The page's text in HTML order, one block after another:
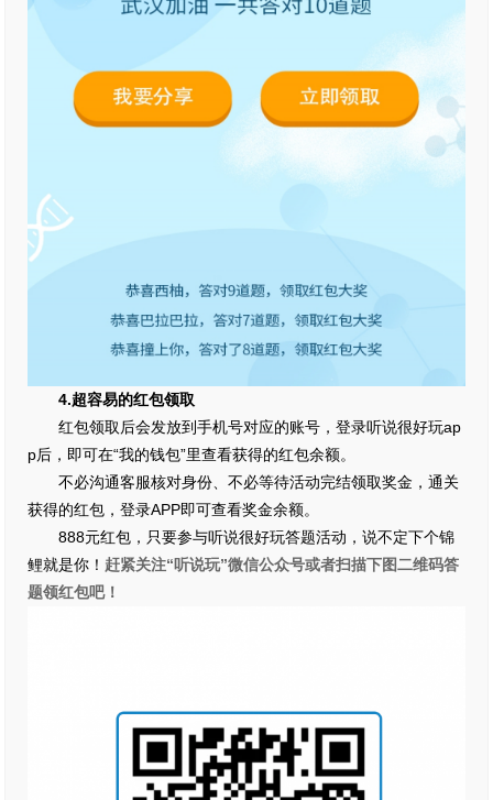
4.超容易的红包领取
红包领取后会发放到手机号对应的账号，登录听说很好玩ap
p后，即可在“我的钱包”里查看获得的红包余额。
不必沟通客服核对身份、不必等待活动完结领取奖金，通关
获得的红包，登录APP即可查看奖金余额。
888元红包，只要参与听说很好玩答题活动，说不定下个锦
鲤就是你！ 赶紧关注“听说玩”微信公众号或者扫描下图二维码答
题领红包吧！